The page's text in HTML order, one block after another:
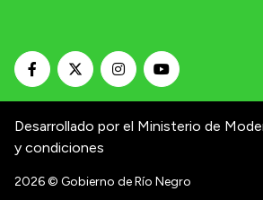
Desarrollado por el Ministerio de
y condiciones
2026© Gobierno de Río Negro